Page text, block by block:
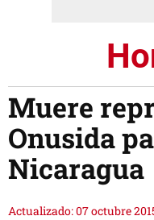
Muere
Onusida
Nicaragua
Actualizado: 07 octubre